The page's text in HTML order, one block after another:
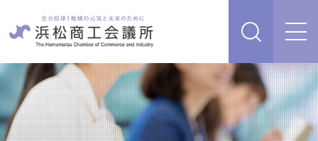
販路を開拓したい、新商品・サービス・技術を開発し
たい
経営支援・サービス
検定試験